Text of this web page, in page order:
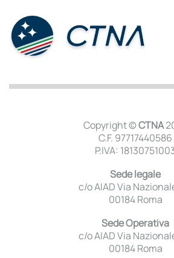
Copyright ©CTNA
C.F. 97717440586
P.IVA:
Sede legale
c/o AIAD Via
00184 Roma
Sede Operativa
c/o AIAD Via
00184 Roma